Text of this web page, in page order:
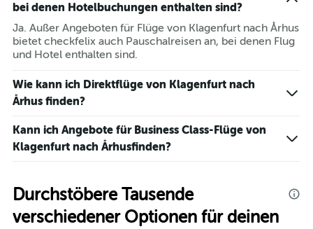
bei denen Hotelbuchungen enthalten sind?
Ja. Außer Angeboten für Flüge von Klagenfurt nach Århus
bietet checkfelix auch Pauschalreisen an, bei denen Flug
und Hotel enthalten sind.
Wie kann ich Direktflüge von Klagenfurt nach
Århus finden?
Kann ich Angebote für Business Class-Flüge von
Klagenfurt nach Århusfinden?
Durchstöbere Tausende
verschiedener Optionen für deinen